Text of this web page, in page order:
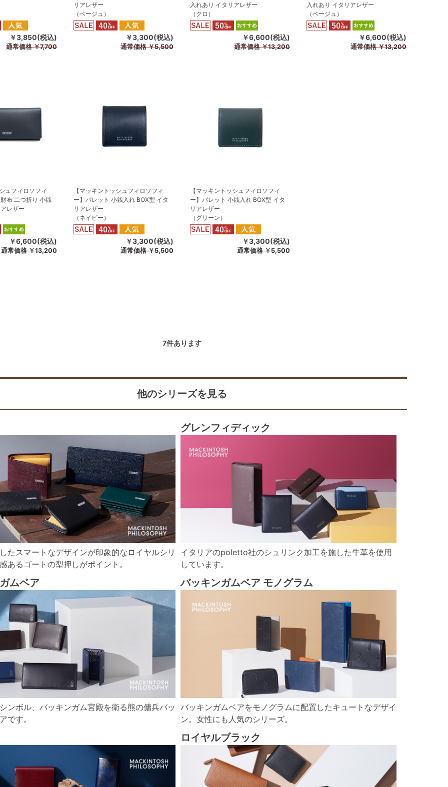
￥3,850(税込)
通常価格￥7,700
リアレザー
（ベージュ）
￥3,300(税込)
通常価格￥5,500
入れあり イタリアレザー
（クロ）
￥6,600(税込)
通常価格￥13,200
入れあり イタリアレザー
（ベージュ）
￥6,600(税込)
通常価格￥13,200
ュフィロソフィ
布 二つ折り 小銭
レザー
￥6,600(税込)
通常価格￥13,200
【マッキントッシュフィロソフィ
ー】パレット 小銭入れ BOX型 イタ
リアレザー
（ネイビー）
￥3,300(税込)
通常価格￥5,500
【マッキントッシュフィロソフィ
ー】パレット 小銭入れ BOX型 イタ
リアレザー
（グリーン）
￥3,300(税込)
通常価格￥5,500
7件あります
他のシリーズを見る
たスマートなデザインが印象的なロイヤルシリ
あるゴートの型押しがポイント。
グレンフィディック
イタリアのpoletto社のシュリンク加工を施した牛革を使用
しています。
ムベア
ンボル、バッキンガム宮殿を衛る熊の傭兵バッ
です。
バッキンガムベア モノグラム
バッキンガムベアをモノグラムに配置したキュートなデザイ
ン。女性にも人気のシリーズ。
ロイヤルブラック